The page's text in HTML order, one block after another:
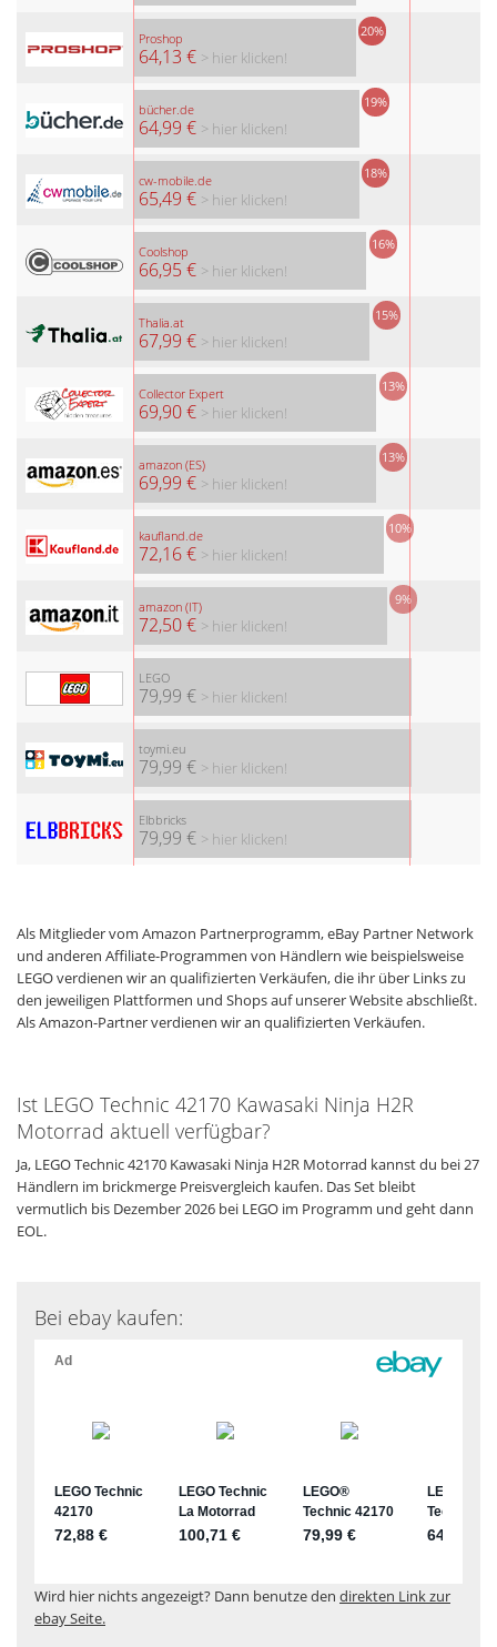
Proshop
64,13 €
20%
> hier klicken!
bücher.de
64,99 €
19%
> hier klicken!
cw-mobile.de
65,49 €
18%
> hier klicken!
Coolshop
66,95 €
16%
> hier klicken!
Thalia.at
67,99 €
15%
> hier klicken!
Collector Expert
69,90 €
13%
> hier klicken!
amazon (ES)
69,99 €
13%
> hier klicken!
kaufland.de
72,16 €
10%
> hier klicken!
amazon (IT)
72,50 €
9%
> hier klicken!
LEGO
79,99 € > hier klicken!
toymi.eu
79,99 € > hier klicken!
Elbbricks
79,99 € > hier klicken!
Als Mitglieder vom Amazon Partnerprogramm, eBay Partner Network
und anderen Affiliate-Programmen von Händlern wie beispielsweise
LEGO verdienen wir an qualifizierten Verkäufen, die ihr über Links zu
den jeweiligen Plattformen und Shops auf unserer Website abschließt.
Als Amazon-Partner verdienen wir an qualifizierten Verkäufen.
Ist LEGO Technic 42170 Kawasaki Ninja H2R
Motorrad aktuell verfügbar?
Ja, LEGO Technic 42170 Kawasaki Ninja H2R Motorrad kannst du bei 27
Händlern im brickmerge Preisvergleich kaufen. Das Set bleibt
vermutlich bis Dezember 2026 bei LEGO im Programm und geht dann
EOL.
Bei ebay kaufen:
Wird hier nichts angezeigt? Dann benutze den direkten Link zur
ebay Seite.